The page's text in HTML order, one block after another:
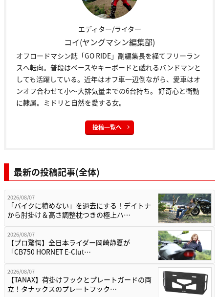
エディター/ライター
コイ(ヤングマシン編集部)
オフロードマシン誌「GO RIDE」副編集長を経てフリーラン
スへ転向。普段はベースやキーボードと戯れるバンドマンと
しても活躍している。近年はオフ車一辺倒ながら、愛車はオ
ンオフ合わせて小〜大排気量までの6台持ち。 好奇心と衝動
に隷属。ミドリと自然を愛する女。
投稿一覧へ
最新の投稿記事(全体)
2026/08/07
「バイクに積めない」を過去にする！デイトナ
から肘掛け＆高さ調整枕つきの極上ハ…
2026/08/07
【プロ驚愕】全日本ライダー岡崎静夏が
「CB750 HORNET E-Clut…
2026/08/07
【TANAX】荷掛けフックとプレートガードの両
立！タナックスのプレートフック…